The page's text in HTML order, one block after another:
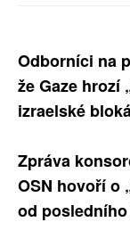
RUBRIKY
PLNÁ VERZE
Odborníci na
že Gaze hrozí
izraelské
Zpráva
OSN hovoří o
od